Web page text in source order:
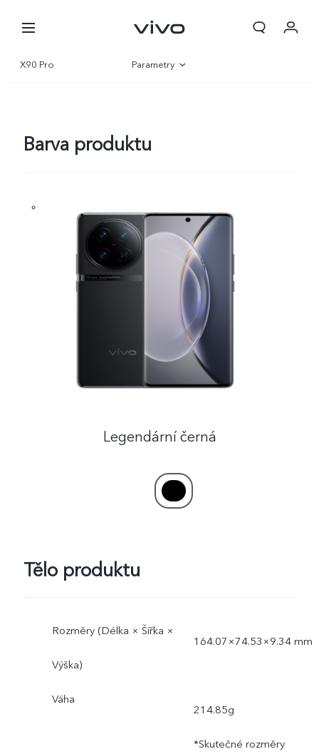
Česká | Vybrat zemi/region
Objednávka
X90 Pro Parametry
Barva produktu
Legendární černá
Tělo produktu
Rozměry (Délka × Šířka ×
Výška)
164.07×74.53×9.34 mm
Váha
214.85g
*Skutečné rozměry